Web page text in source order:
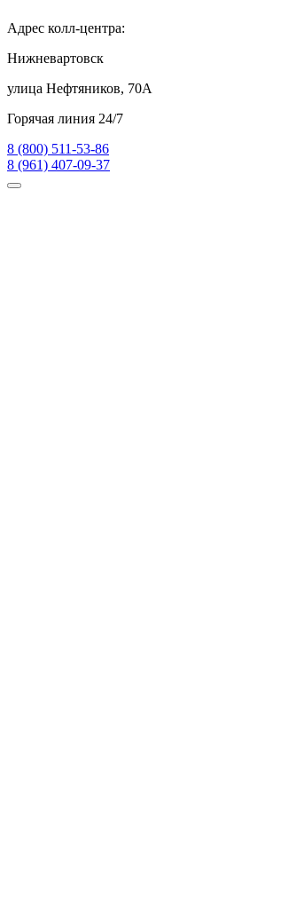
Адрес колл-центра:
Нижневартовск
улица Нефтяников, 70А
Горячая линия 24/7
8 (800) 511-53-86
8 (961) 407-09-37